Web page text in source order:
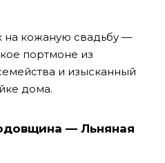
кожаную свадьбу —
портмоне из
и изысканный
дома.
— Льняная